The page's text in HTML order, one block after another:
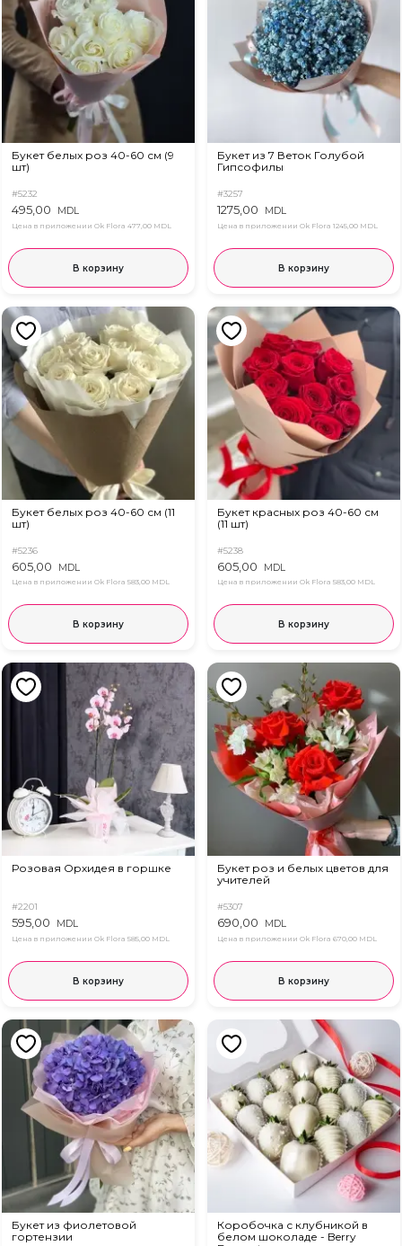
Букет белых роз 40-60 см (9
шт)
#5232
495,00 MDL
Цена в приложении Ok Flora 477,00 MDL
В корзину
Букет из 7 Веток Голубой
Гипсофилы
#3257
1275,00 MDL
Цена в приложении Ok Flora 1245,00 MDL
В корзину
Букет белых роз 40-60 см (11
шт)
#5236
605,00 MDL
Цена в приложении Ok Flora 583,00 MDL
В корзину
Букет красных роз 40-60 см
(11 шт)
#5238
605,00 MDL
Цена в приложении Ok Flora 583,00 MDL
В корзину
Розовая Орхидея в горшке
#2201
595,00 MDL
Цена в приложении Ok Flora 585,00 MDL
В корзину
Букет роз и белых цветов для
учителей
#5307
690,00 MDL
Цена в приложении Ok Flora 670,00 MDL
В корзину
Букет из фиолетовой
гортензии
Коробочка с клубникой в ​​
белом шоколаде - Berry